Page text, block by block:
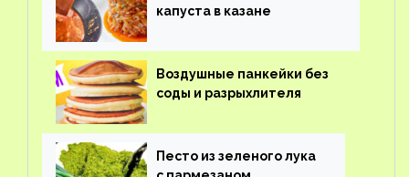
капуста в казане
Воздушные панкейки без
соды и разрыхлителя
Песто из зеленого лука